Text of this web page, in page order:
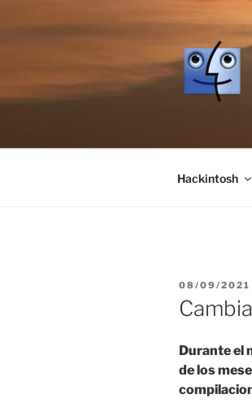
Hackintosh
PUBLICADO
EL
08/09/2021
Durante el
de los